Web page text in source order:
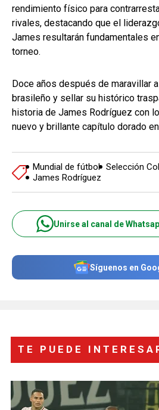
rendimiento físico para
rivales, destacando que el
James resultarán fundamentales
torneo.
Doce años después de maravillar
brasileño y sellar su histórico
historia de James Rodríguez con
nuevo y brillante capítulo dorado
Mundial de fútbol Selección
James Rodríguez
Unirse al canal de
Síguenos en
TE PUEDE